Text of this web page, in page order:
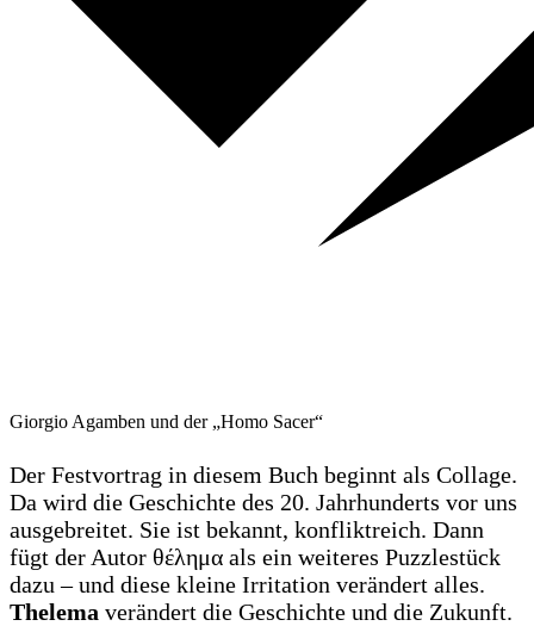
Giorgio Agamben und der „Homo Sacer“
Der Festvortrag in diesem Buch beginnt als Collage.
Da wird die Geschichte des 20. Jahrhunderts vor uns
ausgebreitet. Sie ist bekannt, konfliktreich. Dann
fügt der Autor θέλημα als ein weiteres Puzzlestück
dazu – und diese kleine Irritation verändert alles.
Thelema verändert die Geschichte und die Zukunft.